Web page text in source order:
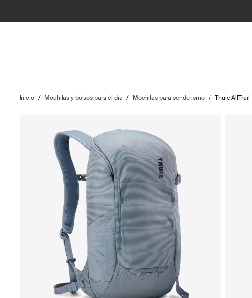
Inicio / Mochilas y bolsos para el día / Mochilas para senderismo / Thule AllTrail